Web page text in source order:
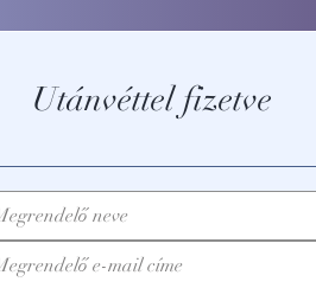
Utánvéttel fizetve